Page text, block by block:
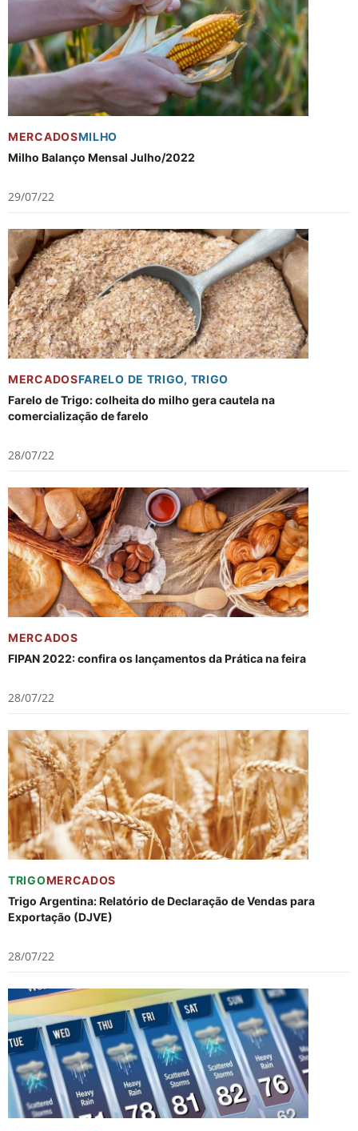
MERCADOSMILHO
Milho Balanço Mensal Julho/2022
29/07/22
MERCADOSFARELO DE TRIGO, TRIGO
Farelo de Trigo: colheita do milho gera cautela na
comercialização de farelo
28/07/22
MERCADOS
FIPAN 2022: confira os lançamentos da Prática na feira
28/07/22
TRIGOMERCADOS
Trigo Argentina: Relatório de Declaração de Vendas para
Exportação (DJVE)
28/07/22